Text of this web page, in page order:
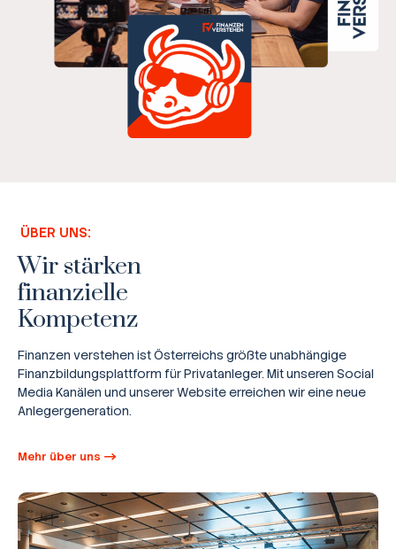
ÜBER UNS:
Wir stärken
finanzielle
Kompetenz
Finanzen verstehen ist Österreichs größte unabhängige
Finanzbildungsplattform für Privatanleger. Mit unseren Social
Media Kanälen und unserer Website erreichen wir eine neue
Anlegergeneration.
Mehr über uns